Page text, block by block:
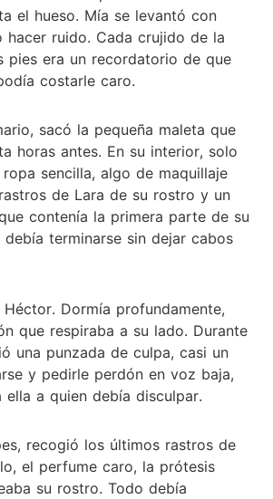
el hueso. Mía se levantó con
hacer ruido. Cada crujido de la
pies era un recordatorio de que
costarle caro.
sacó la pequeña maleta que
horas antes. En su interior, solo
sencilla, algo de maquillaje
de Lara de su rostro y un
contenía la primera parte de su
terminarse sin dejar cabos
Dormía profundamente,
que respiraba a su lado. Durante
una punzada de culpa, casi un
y pedirle perdón en voz baja,
ella a quien debía disculpar.
recogió los últimos rastros de
el perfume caro, la prótesis
su rostro. Todo debía